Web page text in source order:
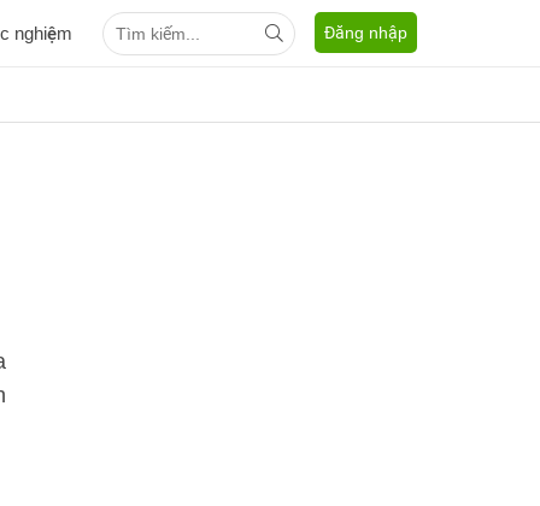
nghiệm Đăng nhập